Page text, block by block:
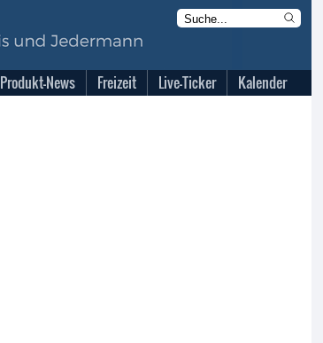
Produkt-News Freizeit Live-Ticker Kalender